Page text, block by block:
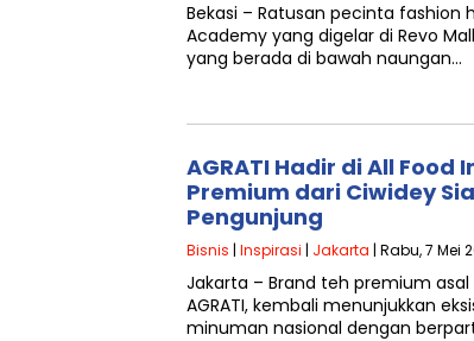
Bekasi – Ratusan pecinta fashion
Academy yang digelar di Revo
yang berada di bawah naungan…
AGRATI Hadir di All Food
Premium dari Ciwidey
Pengunjung
Bisnis | Inspirasi | Jakarta | Rabu, 7 Mei
Jakarta – Brand teh premium
AGRATI, kembali menunjukkan
minuman nasional dengan